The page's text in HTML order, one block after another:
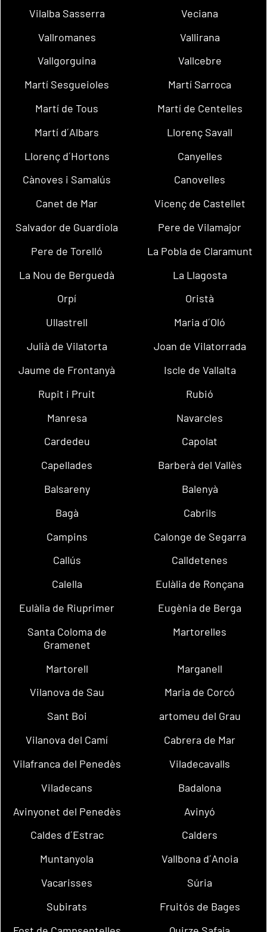
Vilalba Sasserra
Veciana
Vallromanes
Vallirana
Vallgorguina
Vallcebre
Martí Sesgueioles
Martí Sarroca
Martí de Tous
Martí de Centelles
Martí d´Albars
Llorenç Savall
Llorenç d´Hortons
Canyelles
Cànoves i Samalús
Canovelles
Canet de Mar
Vicenç de Castellet
Salvador de Guardiola
Pere de Vilamajor
Pere de Torelló
La Pobla de Claramunt
La Nou de Berguedà
La Llagosta
Orpí
Oristà
Ullastrell
Maria d´Oló
Julià de Vilatorta
Joan de Vilatorrada
Jaume de Frontanyà
Iscle de Vallalta
Rupit i Pruit
Rubió
Manresa
Navarcles
Cardedeu
Capolat
Capellades
Barberà del Vallès
Balsareny
Balenyà
Bagà
Cabrils
Campins
Calonge de Segarra
Callús
Calldetenes
Calella
Eulàlia de Ronçana
Eulàlia de Riuprimer
Eugènia de Berga
Santa Coloma de
Gramenet
Martorelles
Martorell
Marganell
Vilanova de Sau
Maria de Corcó
Sant Boi
artomeu del Grau
Vilanova del Camí
Cabrera de Mar
Vilafranca del Penedès
Viladecavalls
Viladecans
Badalona
Avinyonet del Penedès
Avinyó
Caldes d´Estrac
Calders
Muntanyola
Vallbona d´Anoia
Vacarisses
Súria
Subirats
Fruitós de Bages